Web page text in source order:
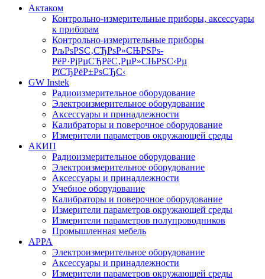
Актаком
Контрольно-измерительные приборы, аксессуары
к приборам
Контрольно-измерительные приборы
РљРѕРЅС‚СЂРѕР»СЊРЅРѕ-
РёР·РјРµСЂРёС‚РµР»СЊРЅС‹Рµ
РїСЂРёР±РѕСЂС‹
GW Instek
Радиоизмерительное оборудование
Электроизмерительное оборудование
Аксессуары и принадлежности
Калибраторы и поверочное оборудование
Измерители параметров окружающей среды
АКИП
Радиоизмерительное оборудование
Электроизмерительное оборудование
Аксессуары и принадлежности
Учебное оборудование
Калибраторы и поверочное оборудование
Измерители параметров окружающей среды
Измерители параметров полупроводников
Промышленная мебель
APPA
Электроизмерительное оборудование
Аксессуары и принадлежности
Измерители параметров окружающей среды